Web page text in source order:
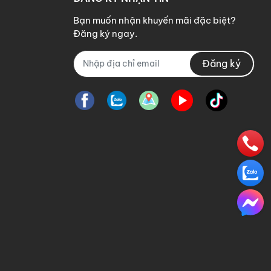
Bạn muốn nhận khuyến mãi đặc biệt?
Đăng ký ngay.
Đăng ký